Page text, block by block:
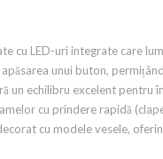
cu LED-uri integrate care
unui buton,
un echilibru excelent pentru
cu prindere rapidă
cu modele vesele,